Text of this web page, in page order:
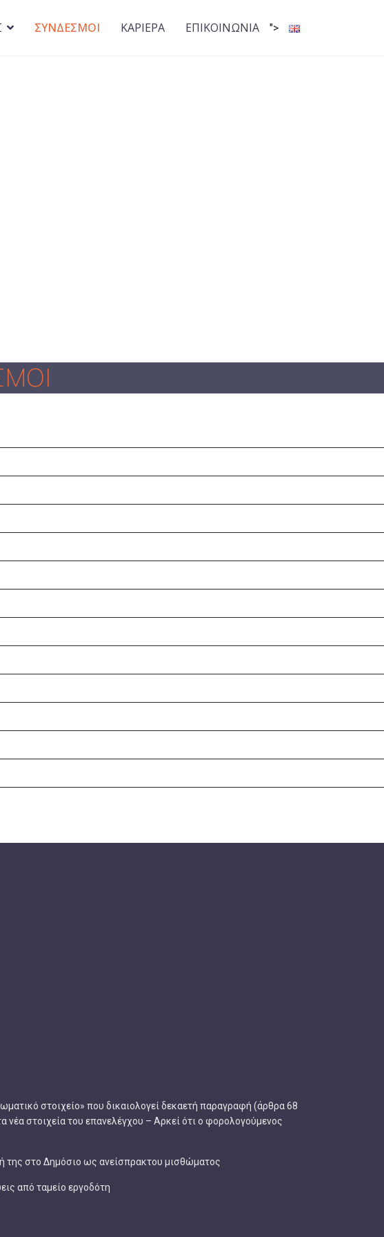
ΣΥΝΔΕΣΜΟΙ ΚΑΡΙΕΡΑ ΕΠΙΚΟΙΝΩΝΙΑ ">
στοιχείο» που δικαιολογεί δεκαετή παραγραφή (άρθρα 68
στοιχεία του επανελέγχου – Αρκεί ότι ο φορολογούμενος
στο Δημόσιο ως ανείσπρακτου μισθώματος
από ταμείο εργοδότη